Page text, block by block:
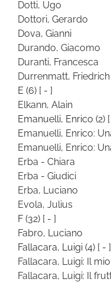
Dotti, Ugo
Dottori, Gerardo
Dova, Gianni
Durando, Giacomo
Duranti, Francesca
Durrenmatt, Friedrich
E (6) [ - ]
Elkann, Alain
Emanuelli, Enrico (2)
Emanuelli, Enrico:
Emanuelli, Enrico:
Erba - Chiara
Erba - Giudici
Erba, Luciano
Evola, Julius
F (32) [ - ]
Fabro, Luciano
Fallacara, Luigi (4) [ - ]
Fallacara, Luigi: Il
Fallacara, Luigi: Il